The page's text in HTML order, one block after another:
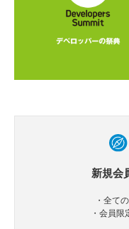
新規会
・全て
・会員